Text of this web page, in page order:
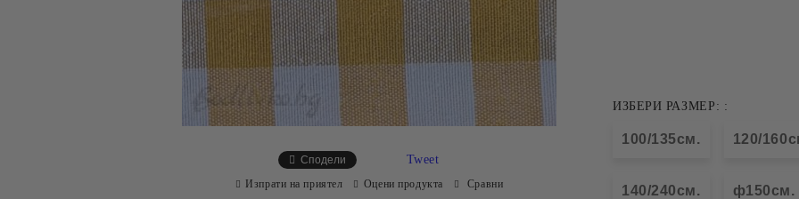
ИЗБЕРИ РАЗМЕР: :
100/135см. 120/
140/240см. ф150см.
Сподели Tweet
Изпрати на приятел Оцени продукта Сравни